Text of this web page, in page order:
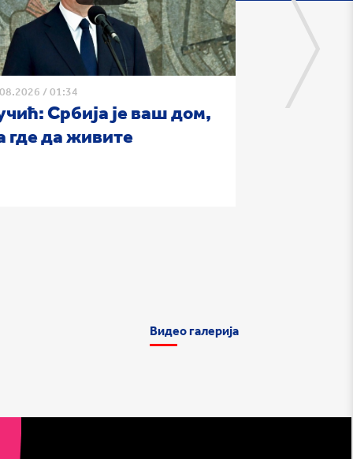
/01:34
Србија је ваш дом,
где да живите
04.08.2026
Вучић:
Видео галерија